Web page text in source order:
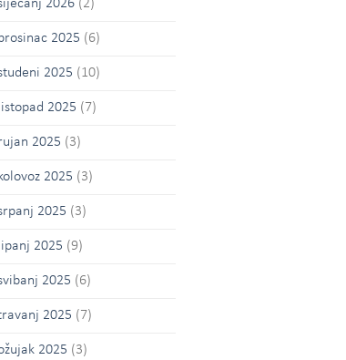
2026(2)
2025 (6)
2025 (10)
listopad 2025 (7)
2025 (3)
kolovoz 2025 (3)
2025 (3)
lipanj 2025 (9)
2025 (6)
2025 (7)
2025 (3)